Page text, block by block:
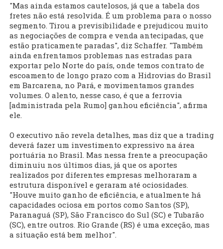
"Mas ainda estamos cautelosos, já que a tabela dos
fretes não está resolvida. É um problema para o nosso
segmento. Tirou a previsibilidade e prejudicou muito
as negociações de compra e venda antecipadas, que
estão praticamente paradas", diz Schaffer. "Também
ainda enfrentamos problemas nas estradas para
exportar pelo Norte do país, onde temos contrato de
escoamento de longo prazo com a Hidrovias do Brasil
em Barcarena, no Pará, e movimentamos grandes
volumes. O alento, nesse caso, é que a ferrovia
[administrada pela Rumo] ganhou eficiência", afirma
ele.
O executivo não revela detalhes, mas diz que a trading
deverá fazer um investimento expressivo na área
portuária no Brasil. Mas nessa frente a preocupação
diminuiu nos últimos dias, já que os aportes
realizados por diferentes empresas melhoraram a
estrutura disponível e geraram até ociosidades.
"Houve muito ganho de eficiência, e atualmente há
capacidades ociosa em portos como Santos (SP),
Paranaguá (SP), São Francisco do Sul (SC) e Tubarão
(SC), entre outros. Rio Grande (RS) é uma exceção, mas
a situação está bem melhor".